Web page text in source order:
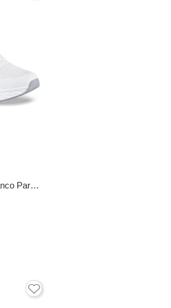
Tenis Colegio Zaff Blanco Para Hombre Y Mujer Croydon